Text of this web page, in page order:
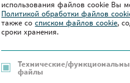
использования файлов сookie Вы
Политикой обработки файлов
также coсписком файлов cookie,
сроки хранения.
Технические/
файлы